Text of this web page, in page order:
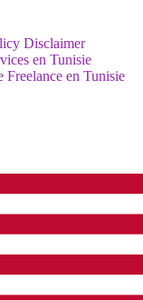
Disclaimer
en Tunisie
Freelance en Tunisie